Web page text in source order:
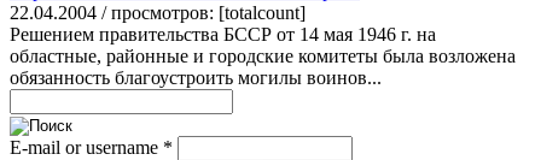
22.04.2004 / просмотров: [totalcount]
Решением правительства БССР от 14 мая 1946 г. на
областные, районные и городские комитеты была возложена
обязанность благоустроить могилы воинов...
E-mail or username *